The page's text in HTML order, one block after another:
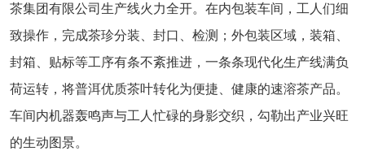
茶集团有限公司生产线火力全开。在内包装车间，工人们细
致操作，完成茶珍分装、封口、检测；外包装区域，装箱、
封箱、贴标等工序有条不紊推进，一条条现代化生产线满负
荷运转，将普洱优质茶叶转化为便捷、健康的速溶茶产品。
车间内机器轰鸣声与工人忙碌的身影交织，勾勒出产业兴旺
的生动图景。